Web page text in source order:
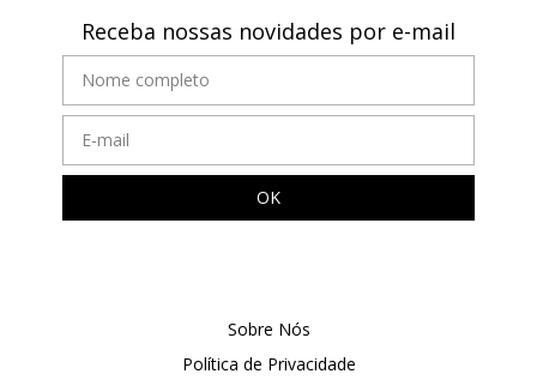
Receba nossas novidades por e-mail
Sobre Nós
Política de Privacidade